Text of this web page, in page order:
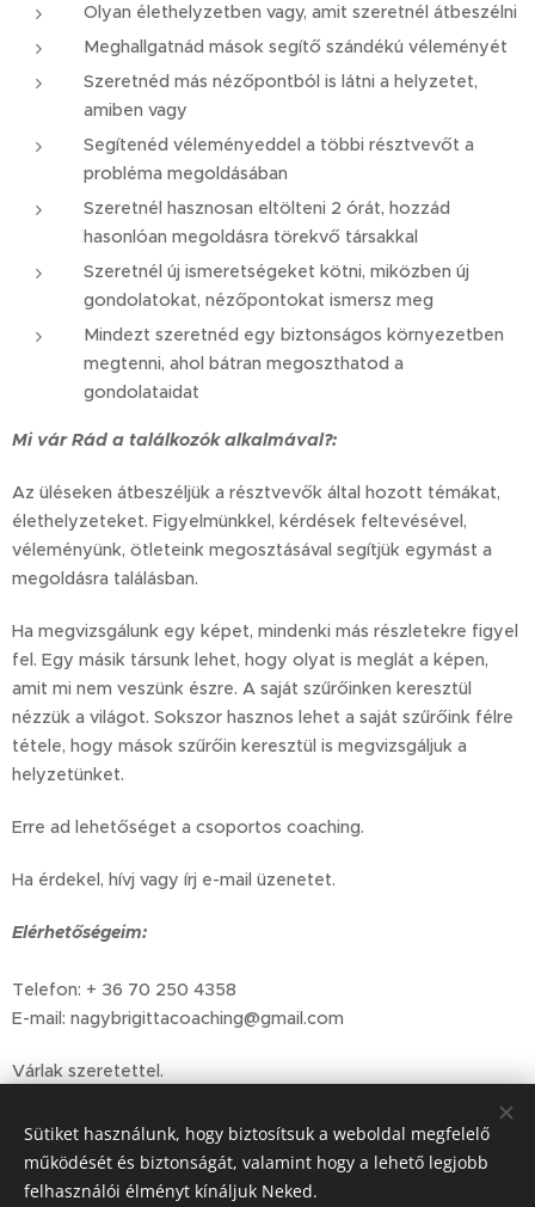
Olyan élethelyzetben vagy, amit szeretnél átbeszélni
Meghallgatnád mások segítő szándékú véleményét
Szeretnéd más nézőpontból is látni a helyzetet,
amiben vagy
Segítenéd véleményeddel a többi résztvevőt a
probléma megoldásában
Szeretnél hasznosan eltölteni 2 órát, hozzád
hasonlóan megoldásra törekvő társakkal
Szeretnél új ismeretségeket kötni, miközben új
gondolatokat, nézőpontokat ismersz meg
Mindezt szeretnéd egy biztonságos környezetben
megtenni, ahol bátran megoszthatod a
gondolataidat
Mi vár Rád a találkozók alkalmával?:
Az üléseken átbeszéljük a résztvevők által hozott témákat,
élethelyzeteket. Figyelmünkkel, kérdések feltevésével,
véleményünk, ötleteink megosztásával segítjük egymást a
megoldásra találásban.
Ha megvizsgálunk egy képet, mindenki más részletekre figyel
fel. Egy másik társunk lehet, hogy olyat is meglát a képen,
amit mi nem veszünk észre. A saját szűrőinken keresztül
nézzük a világot. Sokszor hasznos lehet a saját szűrőink félre
tétele, hogy mások szűrőin keresztül is megvizsgáljuk a
helyzetünket.
Erre ad lehetőséget a csoportos coaching.
Ha érdekel, hívj vagy írj e-mail üzenetet.
Elérhetőségeim:
Telefon: + 36 70 250 4358
E-mail: nagybrigittacoaching@gmail.com
Várlak szeretettel.
Share
Sütiket használunk, hogy biztosítsuk a weboldal megfelelő
működését és biztonságát, valamint hogy a lehető legjobb
felhasználói élményt kínáljuk Neked.